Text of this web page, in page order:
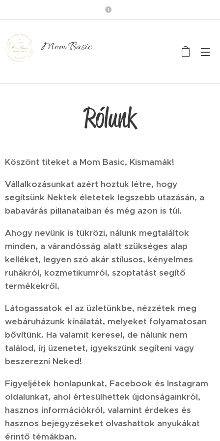
Mom Basic
Rólunk
Köszönt titeket a Mom Basic, Kismamák!
Vállalkozásunkat azért hoztuk létre, hogy
segítsünk Nektek életetek legszebb utazásán, a
babavárás pillanataiban és még azon is túl.
Ahogy nevünk is tükrözi, nálunk megtaláltok
minden, a várandósság alatt szükséges alap
kelléket, legyen szó akár stílusos, kényelmes
ruhákról, kozmetikumról, szoptatást segítő
termékekről.
Látogassatok el az üzletünkbe, nézzétek meg
webáruházunk kínálatát, melyeket folyamatosan
bővítünk. Ha valamit keresel, de nálunk nem
találod, írj üzenetet, igyekszünk segíteni vagy
beszerezni Neked!
Figyeljétek honlapunkat, Facebook és Instagram
oldalunkat, ahol értesülhettek újdonságainkról,
hasznos információkról, valamint érdekes és
hasznos bejegyzéseket olvashattok anyukákat
érintő témákban.